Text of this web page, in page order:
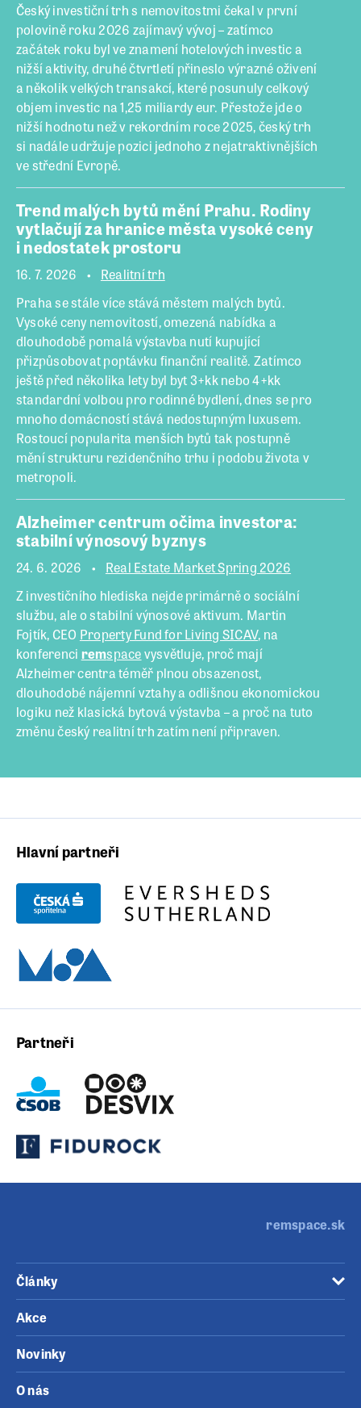
Český investiční trh s nemovitostmi čekal v první
polovině roku 2026 zajímavý vývoj – zatímco
začátek roku byl ve znamení hotelových investic a
nižší aktivity, druhé čtvrtletí přineslo výrazné oživení
a několik velkých transakcí, které posunuly celkový
objem investic na 1,25 miliardy eur. Přestože jde o
nižší hodnotu než v rekordním roce 2025, český trh
si nadále udržuje pozici jednoho z nejatraktivnějších
ve střední Evropě.
Trend malých bytů mění Prahu. Rodiny
vytlačují za hranice města vysoké ceny
i nedostatek prostoru
16. 7. 2026
Realitní trh
Praha se stále více stává městem malých bytů.
Vysoké ceny nemovitostí, omezená nabídka a
dlouhodobě pomalá výstavba nutí kupující
přizpůsobovat poptávku finanční realitě. Zatímco
ještě před několika lety byl byt 3+kk nebo 4+kk
standardní volbou pro rodinné bydlení, dnes se pro
mnoho domácností stává nedostupným luxusem.
Rostoucí popularita menších bytů tak postupně
mění strukturu rezidenčního trhu i podobu života v
metropoli.
Alzheimer centrum očima investora:
stabilní výnosový byznys
24. 6. 2026
Real Estate Market Spring 2026
Z investičního hlediska nejde primárně o sociální
službu, ale o stabilní výnosové aktivum. Martin
Fojtík, CEO Property Fund for Living SICAV, na
konferenci remspacevysvětluje, proč mají
Alzheimer centra téměř plnou obsazenost,
dlouhodobé nájemní vztahy a odlišnou ekonomickou
logiku než klasická bytová výstavba – a proč na tuto
změnu český realitní trh zatím není připraven.
Hlavní partneři
Partneři
remspace.sk
Články
Akce
Novinky
O nás